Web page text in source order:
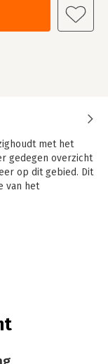
met het
gedegen overzicht
op dit gebied. Dit
van het
wordt in enkele
op het
en
heersende leer